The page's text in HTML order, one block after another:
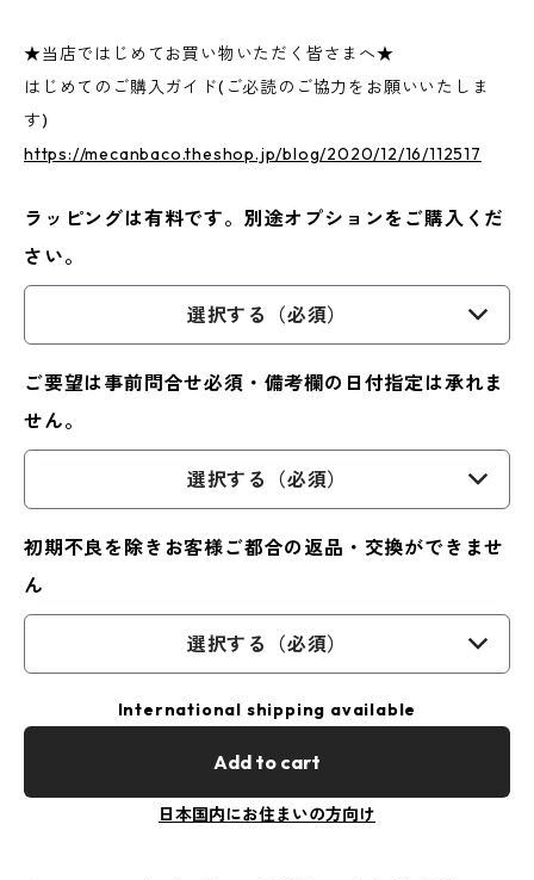
★当店ではじめてお買い物いただく皆さまへ★
はじめてのご購入ガイド(ご必読のご協力をお願いいたしま
す)
https://mecanbaco.theshop.jp/blog/2020/12/16/112517
ラッピングは有料です。別途オプションをご購入くだ
さい。
選択する（必須）
ご要望は事前問合せ必須・備考欄の日付指定は承れま
せん。
選択する（必須）
初期不良を除きお客様ご都合の返品・交換ができませ
ん
選択する（必須）
International shipping available
Add to cart
日本国内にお住まいの方向け